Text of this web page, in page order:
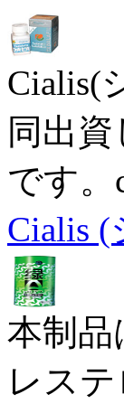
Cialis(
同出
です。
Cialis (
本制品
レス